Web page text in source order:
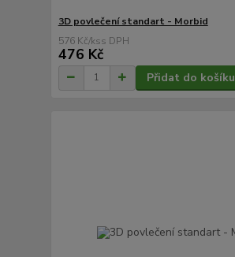
3D povlečení standart - Morbid
576 Kč/ks
476 Kč
Přidat do košíku